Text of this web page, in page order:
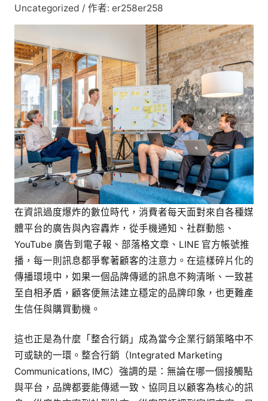
Uncategorized / 作者: er258er258
在資訊過度爆炸的數位時代，消費者每天面對來自各種媒
體平台的廣告與內容轟炸，從手機通知、社群動態、
YouTube 廣告到電子報、部落格文章、LINE 官方帳號推
播，每一則訊息都爭奪著顧客的注意力。在這樣碎片化的
傳播環境中，如果一個品牌傳遞的訊息不夠清晰、一致甚
至自相矛盾，顧客便無法建立穩定的品牌印象，也更難產
生信任與購買動機。
這也正是為什麼「整合行銷」成為當今企業行銷策略中不
可或缺的一環。整合行銷（Integrated Marketing
Communications, IMC）強調的是：無論在哪一個接觸點
與平台，品牌都要能傳遞一致、協同且以顧客為核心的訊
的
關
鍵
策
略
與
應
用
指
南